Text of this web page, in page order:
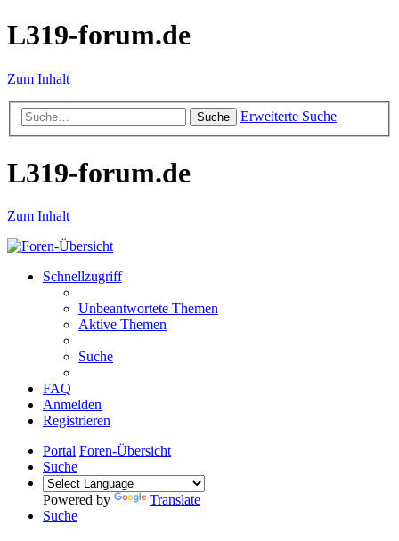
L319-forum.de
Zum Inhalt
Suche Erweiterte Suche
L319-forum.de
Zum Inhalt
Schnellzugriff
Unbeantwortete Themen
Aktive Themen
Suche
FAQ
Anmelden
Registrieren
Portal Foren-Übersicht
Suche
Powered by
Translate
Suche